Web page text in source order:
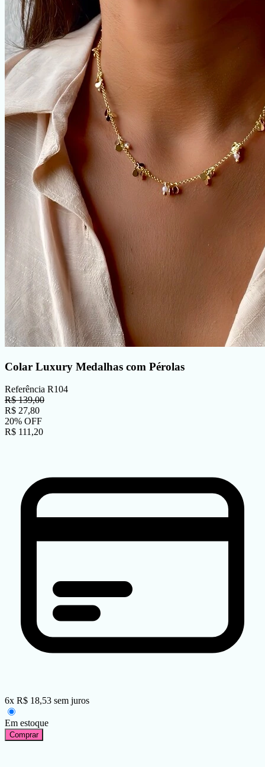
Colar Luxury Medalhas com Pérolas
Referência R104
R$139,00
R$ 27,80
20% OFF
R$ 111,20
6x R$ 18,53 sem juros
Em estoque
Comprar